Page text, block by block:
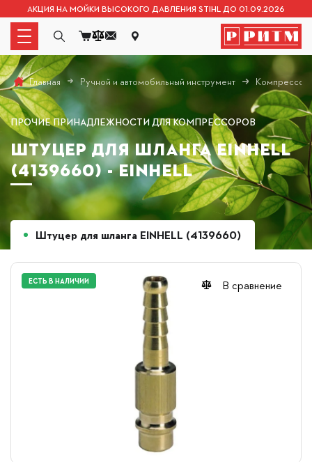
АКЦИЯ НА МОЙКИ ВЫСОКОГО ДАВЛЕНИЯ STIHL ДО 01.09.2026
Главная Ручной и автомобильный инструмент
ПРОЧИЕ ПРИНАДЛЕЖНОСТИ ДЛЯ КОМПРЕССОРОВ
ШТУЦЕР ДЛЯ ШЛАНГА EINHELL
(4139660) - EINHELL
Штуцер для шланга EINHELL (4139660)
В сравнение
ЕСТЬ В НАЛИЧИИ